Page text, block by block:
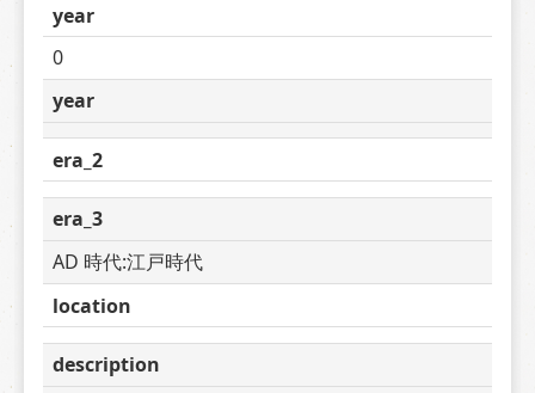
year
0
year
era_2
era_3
AD 時代:江戸時代
location
description